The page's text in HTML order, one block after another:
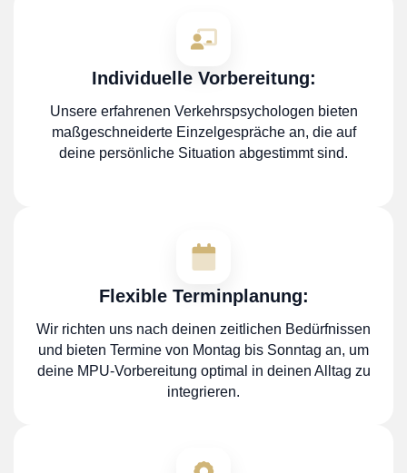
Individuelle Vorbereitung:
Unsere erfahrenen Verkehrspsychologen bieten
maßgeschneiderte Einzelgespräche an, die auf
deine persönliche Situation abgestimmt sind.
Flexible Terminplanung:
Wir richten uns nach deinen zeitlichen Bedürfnissen
und bieten Termine von Montag bis Sonntag an, um
deine MPU-Vorbereitung optimal in deinen Alltag zu
integrieren.